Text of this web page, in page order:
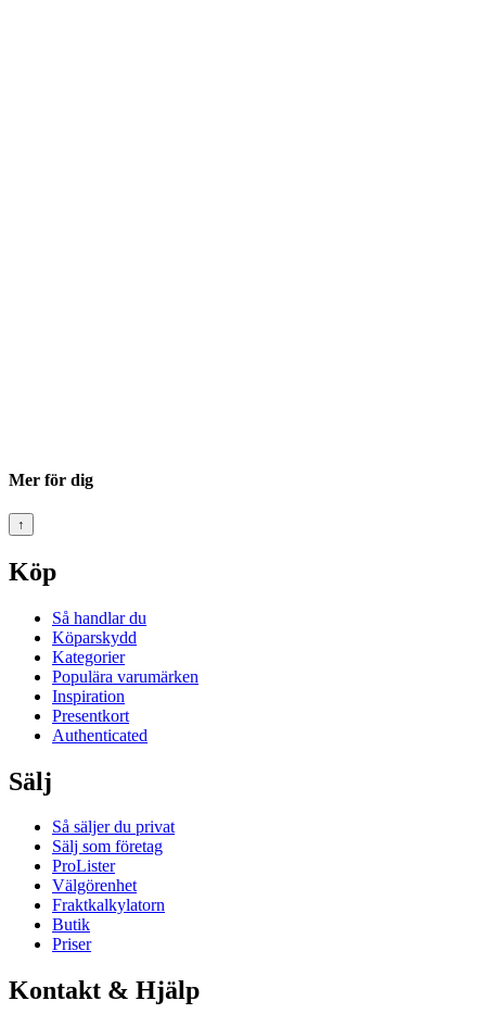
Mer för dig
↑
Köp
Så handlar du
Köparskydd
Kategorier
Populära varumärken
Inspiration
Presentkort
Authenticated
Sälj
Så säljer du privat
Sälj som företag
ProLister
Välgörenhet
Fraktkalkylatorn
Butik
Priser
Kontakt & Hjälp